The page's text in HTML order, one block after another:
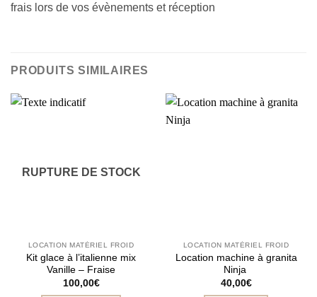
frais lors de vos évènements et réception
PRODUITS SIMILAIRES
RUPTURE DE STOCK
LOCATION MATÉRIEL FROID
Kit glace à l’italienne mix
Vanille – Fraise
100,00€
LOCATION MATÉRIEL FROID
Location machine à granita
Ninja
40,00€